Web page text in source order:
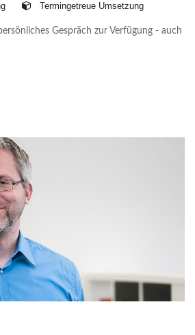
Termingetreue Umsetzung
Gespräch zur Verfügung - auch